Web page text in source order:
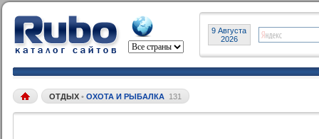
9 Августа
2026
ОТДЫХ • ОХОТА И РЫБАЛКА 131